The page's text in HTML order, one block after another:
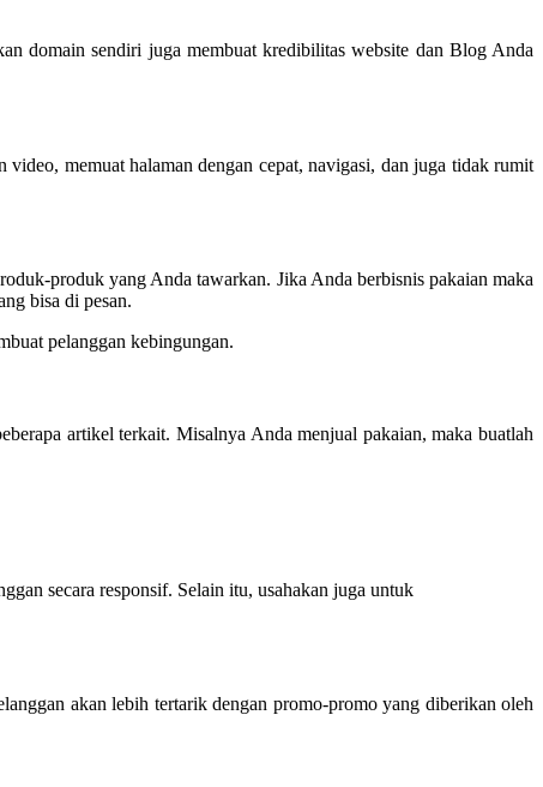
domain sendiri juga membuat kredibilitas website dan Blog Anda
memuat halaman dengan cepat, navigasi, dan juga tidak rumit
produk yang Anda tawarkan. Jika Anda berbisnis pakaian maka
bisa di pesan.
pelanggan kebingungan.
artikel terkait. Misalnya Anda menjual pakaian, maka buatlah
secara responsif. Selain itu, usahakan juga untuk
akan lebih tertarik dengan promo-promo yang diberikan oleh